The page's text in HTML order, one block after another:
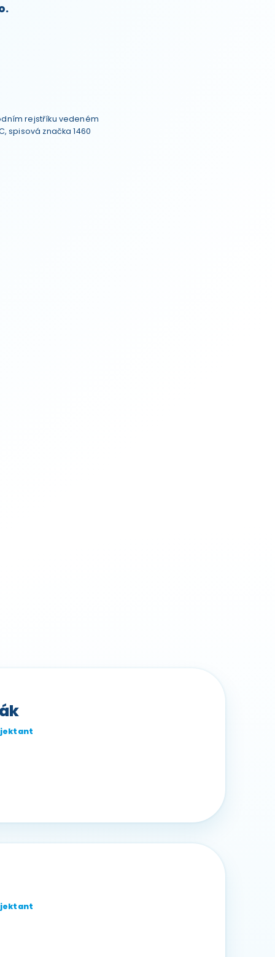
rejstříku vedeném
spisová značka 1460